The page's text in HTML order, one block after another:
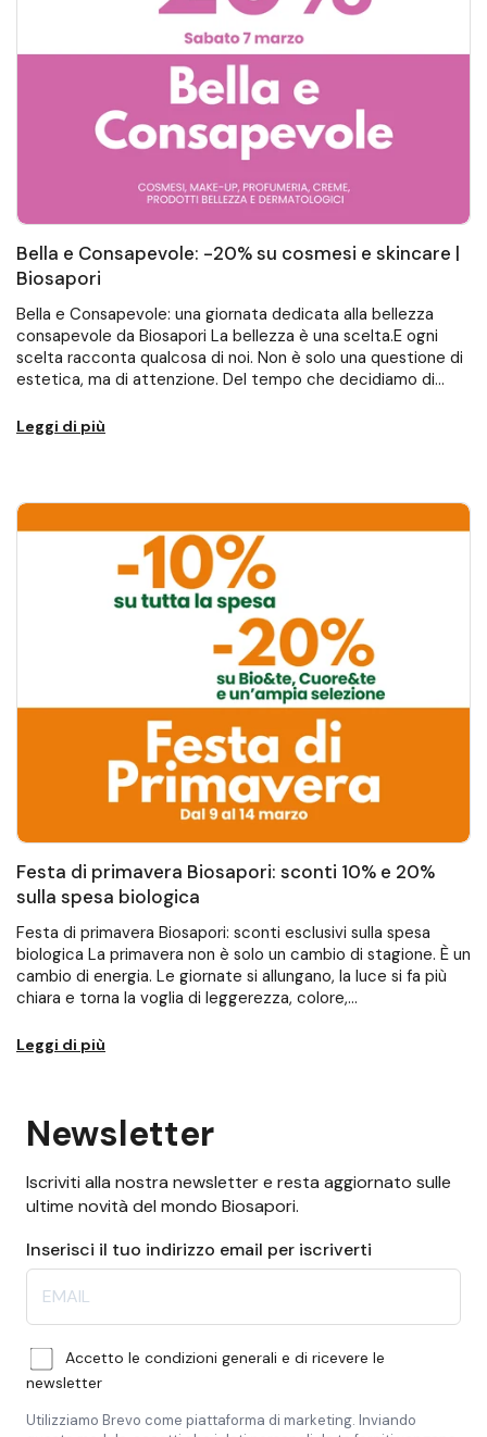
Bella e Consapevole: -20% su cosmesi e skincare |
Biosapori
Bella e Consapevole: una giornata dedicata alla bellezza
consapevole da Biosapori La bellezza è una scelta.E ogni
scelta racconta qualcosa di noi. Non è solo una questione di
estetica, ma di attenzione. Del tempo che decidiamo di
Leggi di più
Festa di primavera Biosapori: sconti 10% e 20%
sulla spesa biologica
Festa di primavera Biosapori: sconti esclusivi sulla spesa
biologica La primavera non è solo un cambio di stagione. È un
cambio di energia. Le giornate si allungano, la luce si fa più
chiara e torna la voglia di leggerezza, colore,...
Leggi di più
Newsletter
Iscriviti alla nostra newsletter e resta aggiornato sulle
ultime novità del mondo Biosapori.
Inserisci il tuo indirizzo email per iscriverti
Accetto le condizioni generali e di ricevere le
newsletter
Utilizziamo Brevo come piattaforma di marketing. Inviando